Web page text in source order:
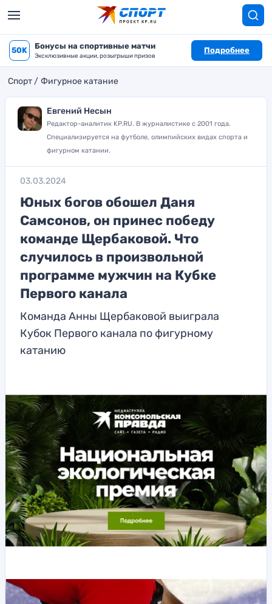
50K Бонусы на спортивные матчи
Эксклюзивные акции, розыгрыши призов
Подробнее
Спорт Фигурное катание
Евгений Несын
Редактор-аналитик KP.RU. В журналистике с 2001 года.
Специализируется на футболе, олимпийских видах спорта и
фигурном катании.
03.03.2024
Юных богов обошел Даня
Самсонов, он принес победу
команде Щербаковой. Что
случилось в произвольной
программе мужчин на Кубке
Первого канала
Команда Анны Щербаковой выиграла
Кубок Первого канала по фигурному
катанию